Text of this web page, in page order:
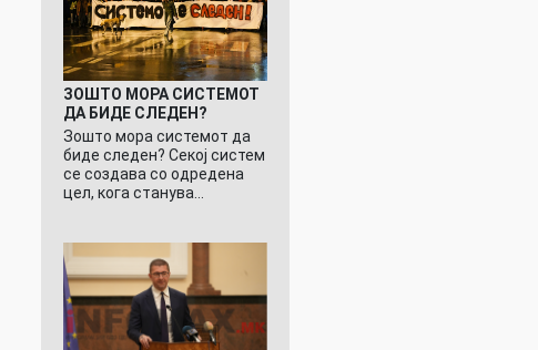
ЗОШТО МОРА СИСТЕМОТ
ДА БИДЕ СЛЕДЕН?
Зошто мора системот да
биде следен? Секој систем
се создава со одредена
цел, кога станува…